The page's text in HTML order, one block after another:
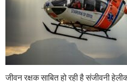
जीवन रक्षक साबित हो रही है संजीवनी